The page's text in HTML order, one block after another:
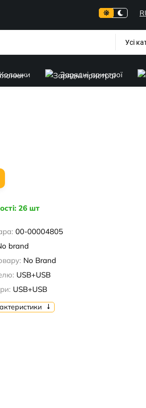
Усі
Зарядні пристрої
26 шт
00-00004805
brand
No Brand
USB+USB
USB+USB